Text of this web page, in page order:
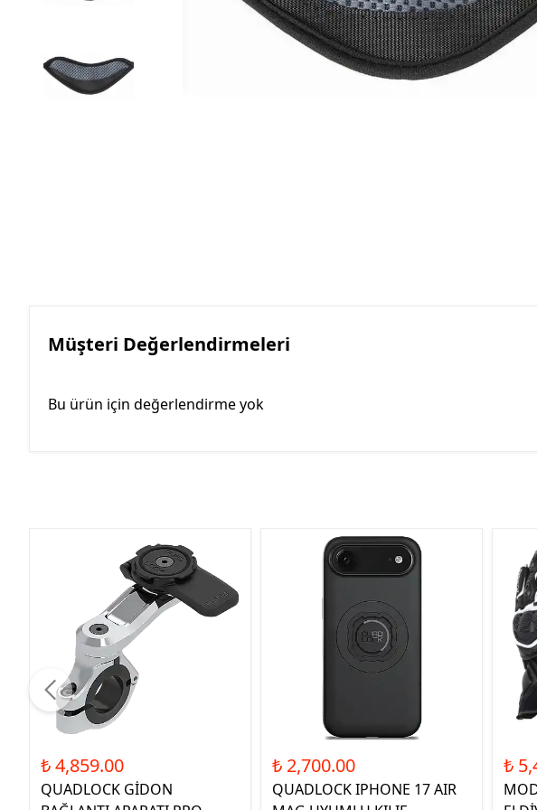
TEKSTİL
Müşteri Değerlendirmeleri
Bu ürün için değerlendirme yok
₺ 4,859.00
QUADLOCK GİDON
₺ 2,700.00
QUADLOCK IPHONE 17 AIR
₺